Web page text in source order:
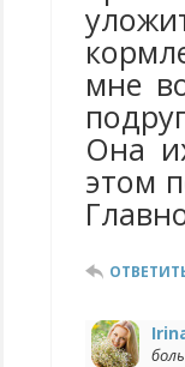
мне
Она
этом